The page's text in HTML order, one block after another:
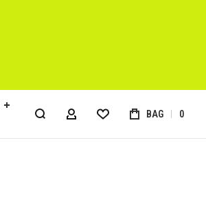
ACCOUNT BAG 0